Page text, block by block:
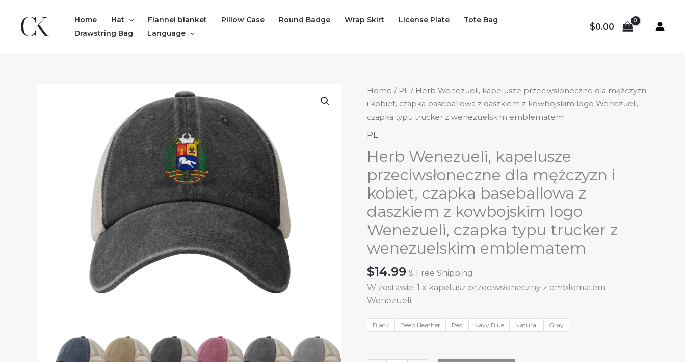
content
Home Hat Flannel blanket Pillow Case Round Badge Wrap Skirt License Plate
Tote Bag
Drawstring Bag
Language
$0.00
Home / PL / Herb Wenezueli, kapelusze przeciwsłoneczne dla mężczyzn
i kobiet, czapka baseballowa z daszkiem z kowbojskim logo Wenezueli,
czapka typu trucker z wenezuelskim emblematem
PL
Herb Wenezueli, kapelusze
przeciwsłoneczne dla mężczyzn i
kobiet, czapka baseballowa z
daszkiem z kowbojskim logo
Wenezueli, czapka typu trucker z
wenezuelskim emblematem
$14.99 & Free Shipping
W zestawie: 1 x kapelusz przeciwsłoneczny z emblematem
Wenezueli
Black Deep Heather Red Navy Blue Natural Gray